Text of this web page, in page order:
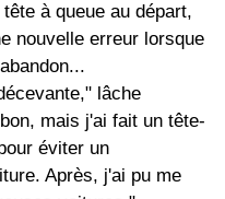
à queue au départ,
nouvelle erreur lorsque
lâche
mais j'ai fait un tête-
éviter un
Après, j'ai pu me